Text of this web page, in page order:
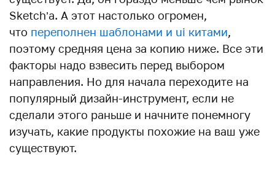
Sketch’a. А этот настолько огромен,
что переполнен шаблонами и ui китами,
поэтому средняя цена за копию ниже. Все эти
факторы надо взвесить перед выбором
направления. Но для начала переходите на
популярный дизайн-инструмент, если не
сделали этого раньше и начните понемногу
изучать, какие продукты похожие на ваш уже
существуют.